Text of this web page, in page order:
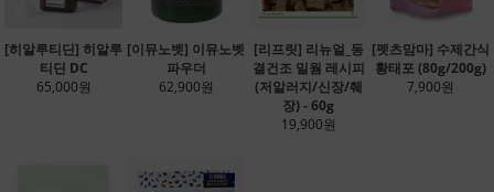
[히알루티딘] 히알루
티딘 DC
65,000원
[이뮤노벳] 이뮤노벳
파우더
62,900원
[리프릿] 리뉴얼_동
결건조 밀웜 레시피
(저알러지/신장/췌
장) - 60g
19,900원
[펫츠맘마] 수제간식
황태포 (80g/200g)
7,900원